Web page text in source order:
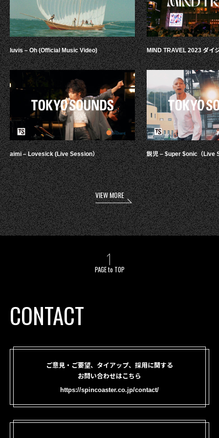
luvis – Oh (Official Music Video)
aimi – Lovesick (Live Session）
MIND TRAVEL 2023 ダイ
鋭児 – $uper $onic（Live
VIEW MORE
PAGE to TOP
CONTACT
ご意見・ご要望、タイアップ、採用に関する
お問い合わせはこちら
https://spincoaster.co.jp/contact/